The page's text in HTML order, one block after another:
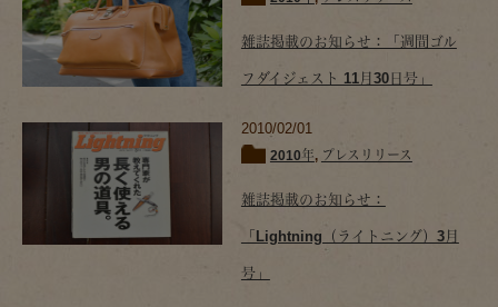
雑誌掲載のお知らせ：「週間ゴル
フダイジェスト 11月30日号」
2010/02/01
2010年, プレスリリース
雑誌掲載のお知らせ：
「Lightning（ライトニング）3月
号」